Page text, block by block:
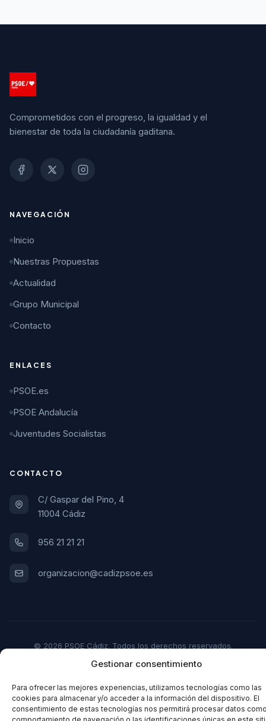
Gestionar consentimiento
Para ofrecer las mejores experiencias, utilizamos tecnologías como las
cookies para almacenar y/o acceder a la información del dispositivo. El
consentimiento de estas tecnologías nos permitirá procesar datos
Comprometidos con el progreso, la igualdad y el
bienestar de toda la ciudadanía gaditana.
NAVEGACIÓN
Inicio
Nuestras Propuestas
Actualidad
Grupo Municipal
Contacto
ENLACES
PSOE.es
PSOE Andalucía
Juventudes Socialistas
CONTACTO
C/ Gaspar del Pino, 4
11004 Cádiz
956 21 21 21
organizacion@cadizpsoe.es
© 2026 PSOE Cádiz. Todos los derechos reservados.
Política de Privacidad Política de Cookies